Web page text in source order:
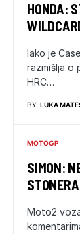
HONDA:
Iako je
razmišlja o
HRC…
BY LUKA
MOTOGP
SIMON:
STONERA
Moto2